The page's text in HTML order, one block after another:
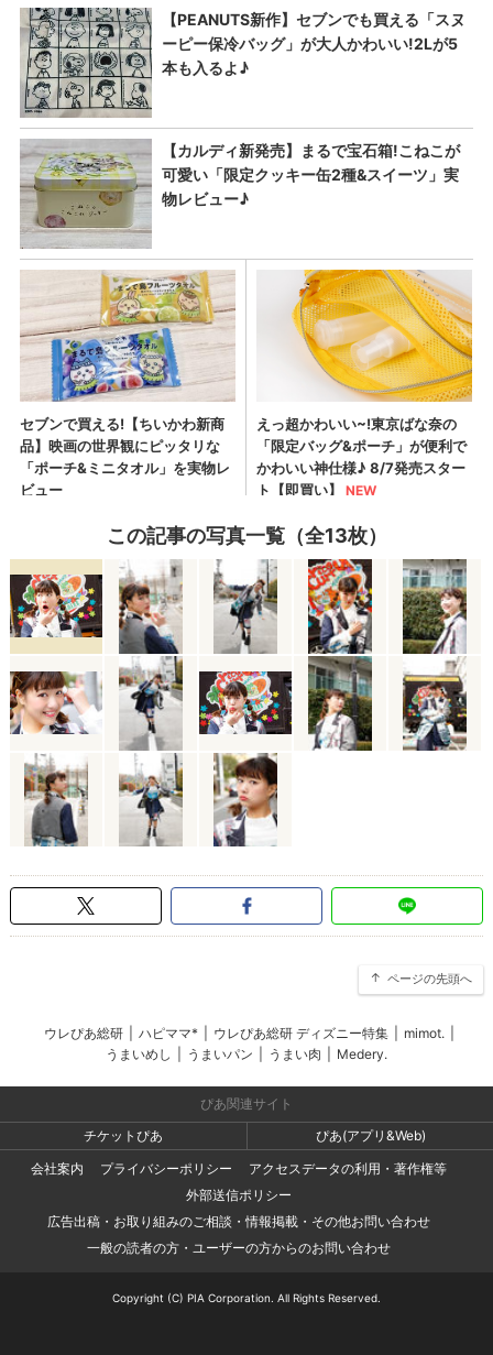
この記事の写真一覧（全13枚）
ページの先頭へ
ウレぴあ総研 ハピママ* ウレぴあ総研 ディズニー特集 mimot.
うまいめし
うまいパン うまい肉 Medery.
ぴあ関連サイト
チケットぴあ
ぴあ(アプリ&Web)
会社案内
プライバシーポリシー
アクセスデータの利用・著作権等
外部送信ポリシー
広告出稿・お取り組みのご相談・情報掲載・その他お問い合わせ
一般の読者の方・ユーザーの方からのお問い合わせ
Copyright (C) PIA Corporation. All Rights Reserved.